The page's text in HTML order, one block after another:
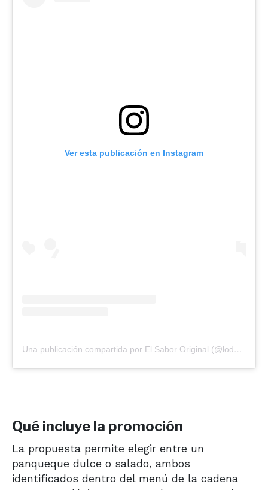
Ver esta publicación en Instagram
Una publicación compartida por El Sabor Original (@lodecarlitos)
Qué incluye la promoción
La propuesta permite elegir entre un
panqueque dulce o salado, ambos
identificados dentro del menú de la cadena